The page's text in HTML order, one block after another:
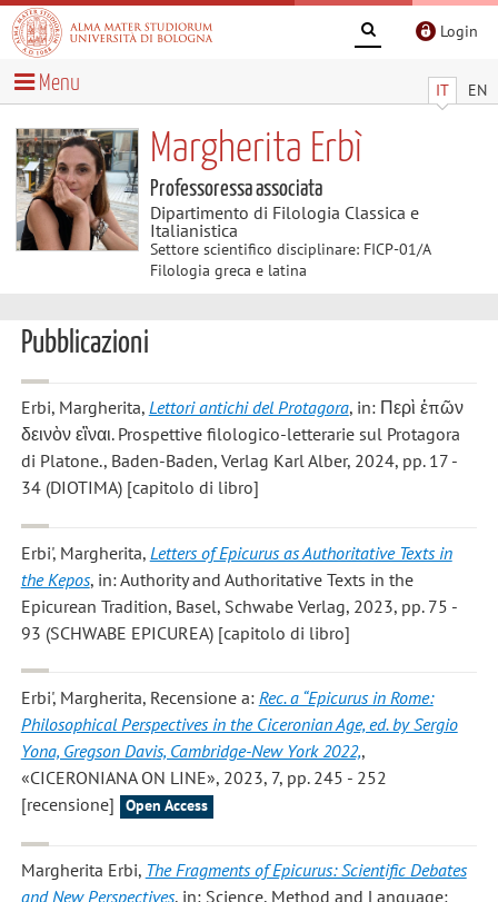
Login
IT EN
Menu
Margherita Erbì
Professoressa associata
Dipartimento di Filologia Classica e
Italianistica
Settore scientifico disciplinare: FICP-01/A
Filologia greca e latina
Pubblicazioni
Erbi, Margherita, Lettori antichi del Protagora, in: Περὶ ἐπῶν
δεινὸν εἲναι. Prospettive filologico-letterarie sul Protagora
di Platone., Baden-Baden, Verlag Karl Alber, 2024, pp. 17 -
34 (DIOTIMA) [capitolo di libro]
Erbi', Margherita, Letters of Epicurus as Authoritative Texts in
the Kepos, in: Authority and Authoritative Texts in the
Epicurean Tradition, Basel, Schwabe Verlag, 2023, pp. 75 -
93 (SCHWABE EPICUREA) [capitolo di libro]
Erbi', Margherita, Recensione a: Rec. a “Epicurus in Rome:
Philosophical Perspectives in the Ciceronian Age, ed. by Sergio
Yona, Gregson Davis, Cambridge-New York 2022,,
«CICERONIANA ON LINE», 2023, 7, pp. 245 - 252
[recensione]
Open Access
Margherita Erbi, The Fragments of Epicurus: Scientific Debates
and New Perspectives, in: Science, Method and Language: